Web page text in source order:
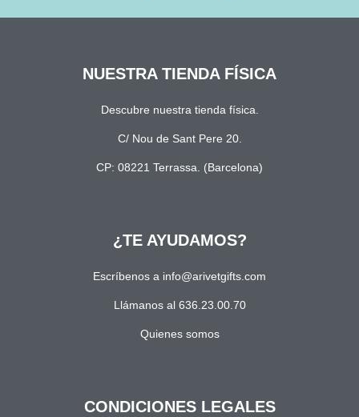
NUESTRA TIENDA FÍSICA
Descubre nuestra tienda física.
C/ Nou de Sant Pere 20.
CP: 08221 Terrassa. (Barcelona)
¿TE AYUDAMOS?
Escríbenos a info@arivetgifts.com
Llámanos al 636.23.00.70
Quienes somos
CONDICIONES LEGALES